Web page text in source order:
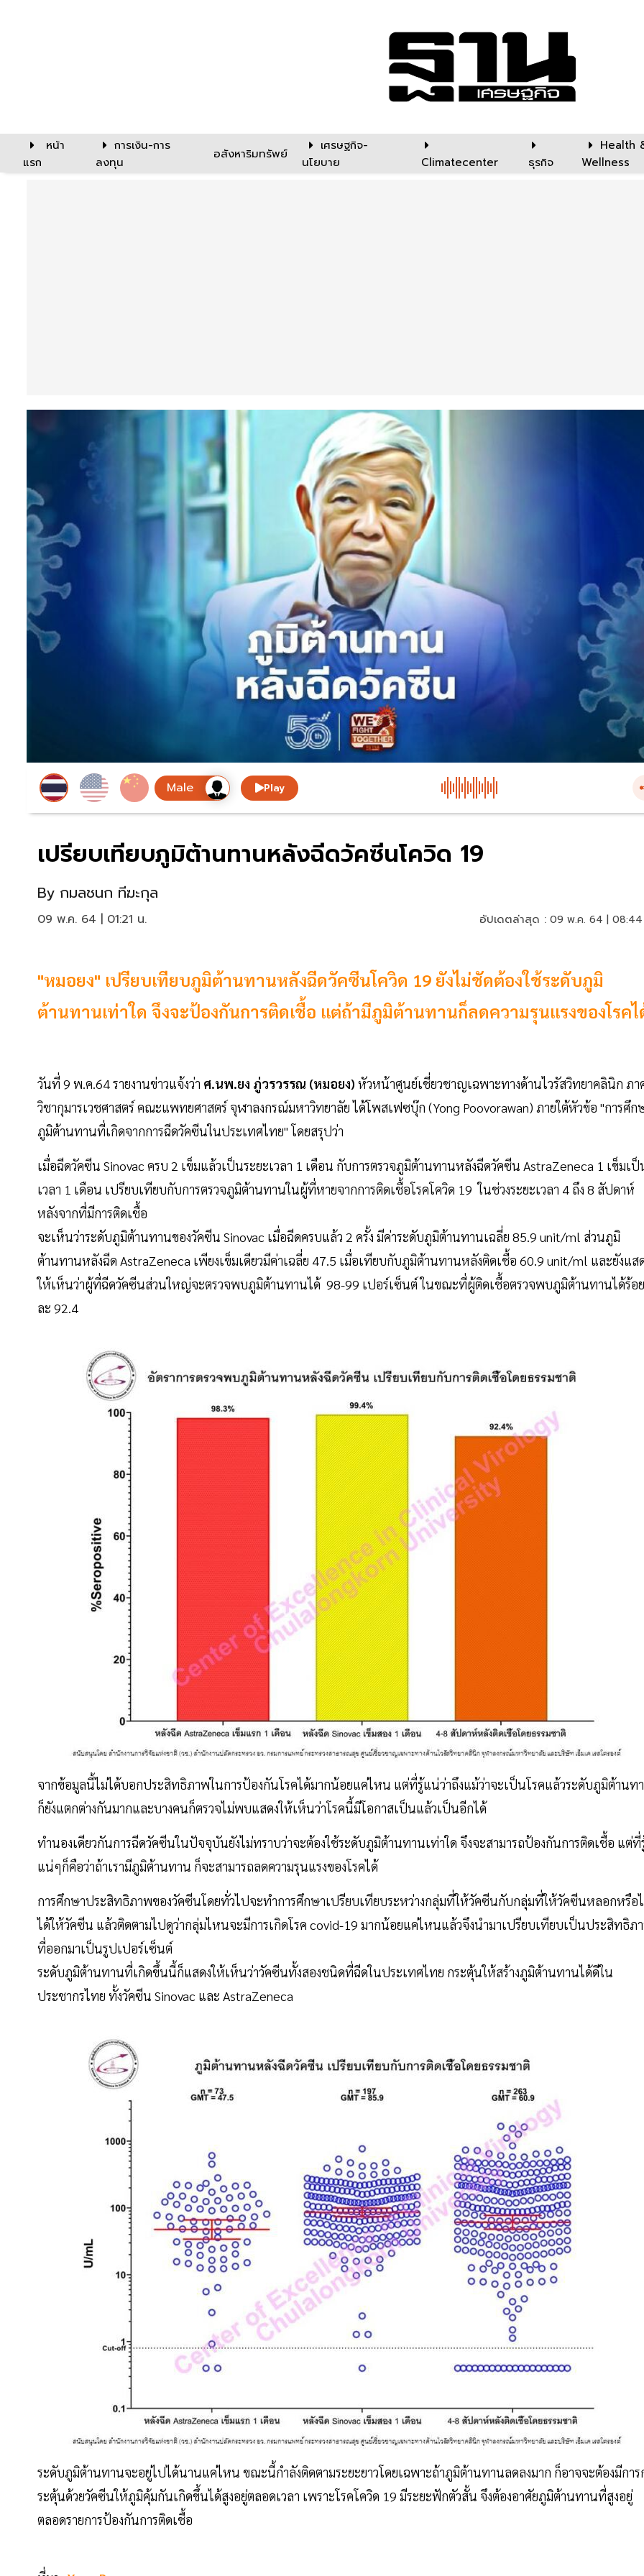
หน้า
แรก
การเงิน-การ
ลงทุน
อสังหาริมทรัพย์
เศรษฐกิจ-
นโยบาย
Climatecenter ธุรกิจ
Health
Wellness
Play
เปรียบเทียบภูมิต้านทานหลังฉีดวัคซีนโควิด 19
By กมลชนก ทีฆะกุล
09 พ.ค. 64 | 01:21 น. อัปเดตล่าสุด : 09 พ.ค. 64 |
"หมอยง" เปรียบเทียบภูมิต้านทานหลังฉีดวัคซีนโควิด 19 ยังไม่ชัดต้องใช้ระดับภูมิ
ต้านทานเท่าใด จึงจะป้องกันการติดเชื้อ เเต่ถ้ามีภูมิต้านทานก็ลดความรุนแรงของโรค
วันที่ 9 พ.ค.64 รายงานข่าวแจ้งว่า ศ.นพ.ยง ภู่วรวรรณ (หมอยง) หัวหน้าศูนย์เชี่ยวชาญเฉพาะทางด้านไวรัสวิทยาคลินิก ภา
วิชากุมารเวชศาสตร์ คณะแพทยศาสตร์ จุฬาลงกรณ์มหาวิทยาลัย ได้โพสเฟซบุ๊ก (Yong Poovorawan) ภายใต้หัวข้อ "การศึก
ภูมิต้านทานที่เกิดจากการฉีดวัคซีนในประเทศไทย" โดยสรุปว่า
เมื่อฉีดวัคซีน Sinovac ครบ 2 เข็มแล้วเป็นระยะเวลา 1 เดือน กับการตรวจภูมิต้านทานหลังฉีดวัคซีน AstraZeneca 1 เข็มเ
เวลา 1 เดือน เปรียบเทียบกับการตรวจภูมิต้านทานในผู้ที่หายจากการติดเชื้อโรคโควิด 19 ในช่วงระยะเวลา 4 ถึง 8 สัปดาห์
หลังจากที่มีการติดเชื้อ
จะเห็นว่าระดับภูมิต้านทานของวัคซีน Sinovac เมื่อฉีดครบแล้ว 2 ครั้ง มีค่าระดับภูมิต้านทานเฉลี่ย 85.9 unit/ml ส่วนภูมิ
ต้านทานหลังฉีด AstraZeneca เพียงเข็มเดียวมีค่าเฉลี่ย 47.5 เมื่อเทียบกับภูมิต้านทานหลังติดเชื้อ 60.9 unit/ml และยังแส
ให้เห็นว่าผู้ที่ฉีดวัคซีนส่วนใหญ่จะตรวจพบภูมิต้านทานได้ 98-99 เปอร์เซ็นต์ ในขณะที่ผู้ติดเชื้อตรวจพบภูมิต้านทานได้ร้อย
ละ 92.4
จากข้อมูลนี้ไม่ได้บอกประสิทธิภาพในการป้องกันโรคได้มากน้อยแค่ไหน แต่ที่รู้แน่ว่าถึงแม้ว่าจะเป็นโรคแล้วระดับภูมิต้านท
ก็ยังแตกต่างกันมากและบางคนก็ตรวจไม่พบแสดงให้เห็นว่าโรคนี้มีโอกาสเป็นแล้วเป็นอีกได้
ทำนองเดียวกันการฉีดวัคซีนในปัจจุบันยังไม่ทราบว่าจะต้องใช้ระดับภูมิต้านทานเท่าใด จึงจะสามารถป้องกันการติดเชื้อ แต่ที่
แน่ๆก็คือว่าถ้าเรามีภูมิต้านทาน ก็จะสามารถลดความรุนแรงของโรคได้
การศึกษาประสิทธิภาพของวัคซีนโดยทั่วไปจะทำการศึกษาเปรียบเทียบระหว่างกลุ่มที่ให้วัคซีนกับกลุ่มที่ให้วัคซีนหลอกหรือ
ได้ให้วัคซีน แล้วติดตามไปดูว่ากลุ่มไหนจะมีการเกิดโรค covid-19 มากน้อยแค่ไหนแล้วจึงนำมาเปรียบเทียบเป็นประสิทธิภ
ที่ออกมาเป็นรูปเปอร์เซ็นต์
ระดับภูมิต้านทานที่เกิดขึ้นนี้ก็แสดงให้เห็นว่าวัคซีนทั้งสองชนิดที่ฉีดในประเทศไทย กระตุ้นให้สร้างภูมิต้านทานได้ดีใน
ประชากรไทย ทั้งวัคซีน Sinovac และ AstraZeneca
ระดับภูมิต้านทานจะอยู่ไปได้นานแค่ไหน ขณะนี้กำลังติดตามระยะยาวโดยเฉพาะถ้าภูมิต้านทานลดลงมาก ก็อาจจะต้องมีการ
ระตุ้นด้วยวัคซีนให้ภูมิคุ้มกันเกิดขึ้นได้สูงอยู่ตลอดเวลา เพราะโรคโควิด 19 มีระยะฟักตัวสั้น จึงต้องอาศัยภูมิต้านทานที่สูงอยู่
ตลอดรายการป้องกันการติดเชื้อ